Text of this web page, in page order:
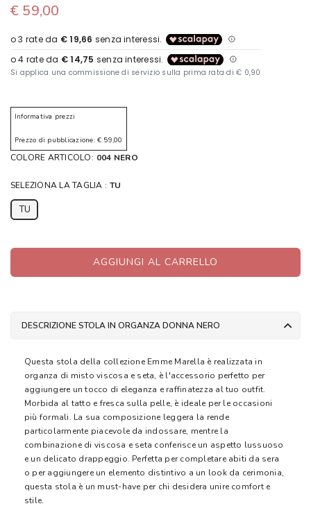
€ 59,00
Informativa prezzi
Prezzo di pubblicazione: € 59,00
COLORE ARTICOLO: 004 NERO
SELEZIONA LA TAGLIA : TU
TU
AGGIUNGI AL CARRELLO
DESCRIZIONE STOLA IN ORGANZA DONNA NERO
Questa stola della collezione Emme Marella è realizzata in
organza di misto viscosa e seta, è l'accessorio perfetto per
aggiungere un tocco di eleganza e raffinatezza al tuo outfit.
Morbida al tatto e fresca sulla pelle, è ideale per le occasioni
più formali. La sua composizione leggera la rende
particolarmente piacevole da indossare, mentre la
combinazione di viscosa e seta conferisce un aspetto lussuoso
e un delicato drappeggio. Perfetta per completare abiti da sera
o per aggiungere un elemento distintivo a un look da cerimonia,
questa stola è un must-have per chi desidera unire comfort e
stile.